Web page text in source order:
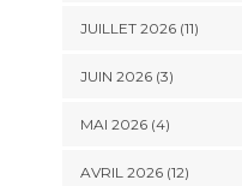
JUILLET 2026 (11)
JUIN 2026 (3)
MAI 2026 (4)
AVRIL 2026 (12)